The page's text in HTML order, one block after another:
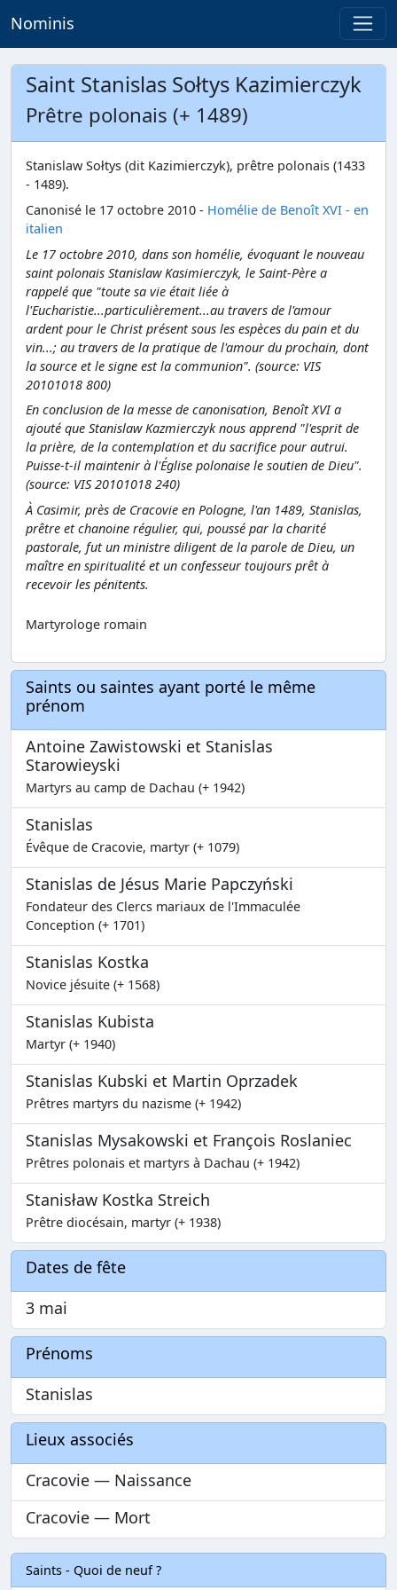
Nominis
Saint Stanislas Sołtys Kazimierczyk
Prêtre polonais (+ 1489)
Stanislaw Sołtys (dit Kazimierczyk), prêtre polonais (1433
- 1489).
Canonisé le 17 octobre 2010 - Homélie de Benoît XVI - en
italien
Le 17 octobre 2010, dans son homélie, évoquant le nouveau
saint polonais Stanislaw Kasimierczyk, le Saint-Père a
rappelé que "toute sa vie était liée à
l'Eucharistie...particulièrement...au travers de l'amour
ardent pour le Christ présent sous les espèces du pain et du
vin...; au travers de la pratique de l'amour du prochain, dont
la source et le signe est la communion". (source: VIS
20101018 800)
En conclusion de la messe de canonisation, Benoît XVI a
ajouté que Stanislaw Kazmierczyk nous apprend "l'esprit de
la prière, de la contemplation et du sacrifice pour autrui.
Puisse-t-il maintenir à l'Église polonaise le soutien de Dieu".
(source: VIS 20101018 240)
À Casimir, près de Cracovie en Pologne, l'an 1489, Stanislas,
prêtre et chanoine régulier, qui, poussé par la charité
pastorale, fut un ministre diligent de la parole de Dieu, un
maître en spiritualité et un confesseur toujours prêt à
recevoir les pénitents.
Martyrologe romain
Saints ou saintes ayant porté le même
prénom
Antoine Zawistowski et Stanislas
Starowieyski
Martyrs au camp de Dachau (+ 1942)
Stanislas
Évêque de Cracovie, martyr (+ 1079)
Stanislas de Jésus Marie Papczyński
Fondateur des Clercs mariaux de l'Immaculée
Conception (+ 1701)
Stanislas Kostka
Novice jésuite (+ 1568)
Stanislas Kubista
Martyr (+ 1940)
Stanislas Kubski et Martin Oprzadek
Prêtres martyrs du nazisme (+ 1942)
Stanislas Mysakowski et François Roslaniec
Prêtres polonais et martyrs à Dachau (+ 1942)
Stanisław Kostka Streich
Prêtre diocésain, martyr (+ 1938)
Dates de fête
3 mai
Prénoms
Stanislas
Lieux associés
Cracovie — Naissance
Cracovie — Mort
Saints - Quoi de neuf ?